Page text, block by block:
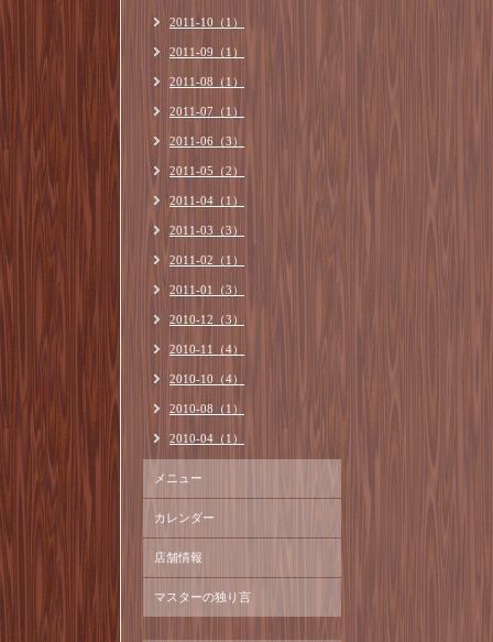
2011-10（1）
2011-09（1）
2011-08（1）
2011-07（1）
2011-06（3）
2011-05（2）
2011-04（1）
2011-03（3）
2011-02（1）
2011-01（3）
2010-12（3）
2010-11（4）
2010-10（4）
2010-08（1）
2010-04（1）
メニュー
カレンダー
店舗情報
マスターの独り言